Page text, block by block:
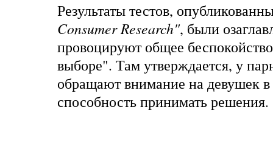
Результаты тестов,
Consumer Research", были
провоцируют общее
выборе". Там утверждается, у
обращают внимание на девушек
способность принимать решения.